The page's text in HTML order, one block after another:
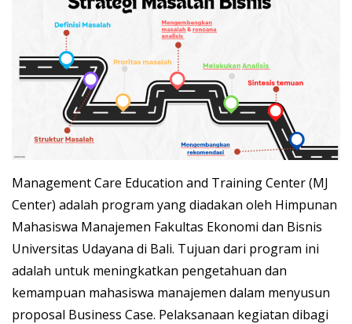
Management Care Education and Training Center (MJ
Center) adalah program yang diadakan oleh Himpunan
Mahasiswa Manajemen Fakultas Ekonomi dan Bisnis
Universitas Udayana di Bali. Tujuan dari program ini
adalah untuk meningkatkan pengetahuan dan
kemampuan mahasiswa manajemen dalam menyusun
proposal Business Case. Pelaksanaan kegiatan dibagi